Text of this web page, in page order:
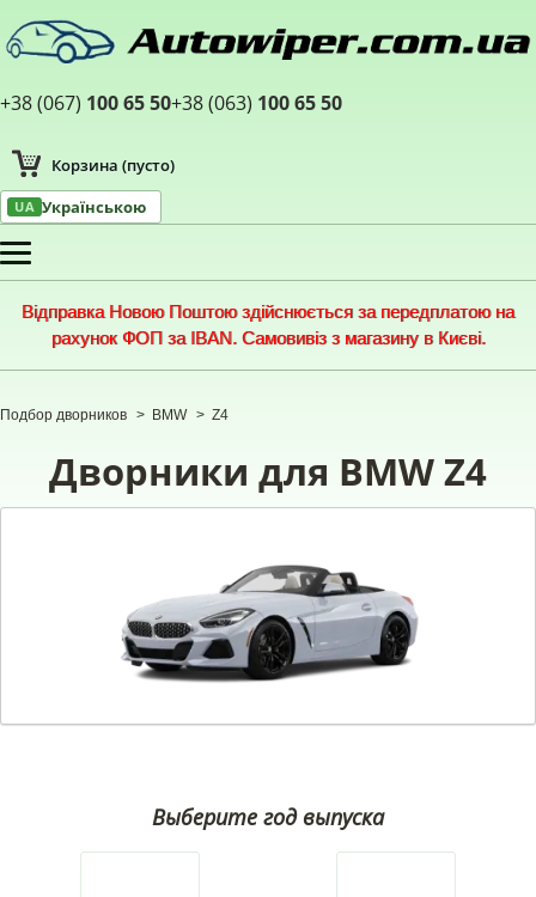
+38 (067) 100 65 50+38 (063) 100 65 50
Корзина (пусто)
UA Українською
Меню
Відправка Новою Поштою здійснюється за передплатою на
рахунок ФОП за IBAN. Самовивіз з магазину в Києві.
Подбор дворников > BMW > Z4
Дворники для BMW Z4
Выберите год выпуска